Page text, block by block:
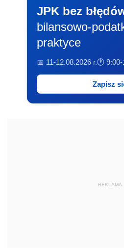
JPK bez
bilansowo-
praktyce
📅 11-12.08.2026 r.🕐 9:00-
Zapisz
REKLAMA